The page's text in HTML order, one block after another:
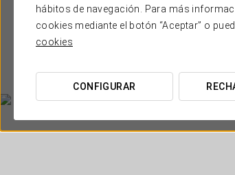
hábitos de navegación. Para más
cookies mediante el botón “Aceptar” o
cookies
CONFIGURAR